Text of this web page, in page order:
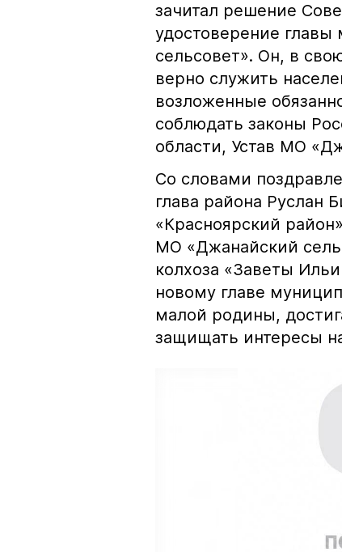
зачитал решение
удостоверение
сельсовет». Он, в
верно служить
возложенные
соблюдать законы
области, Устав МО
Со словами
глава района Руслан
«Красноярский
МО «Джанайский
колхоза «Заветы
новому главе
малой родины,
защищать интересы